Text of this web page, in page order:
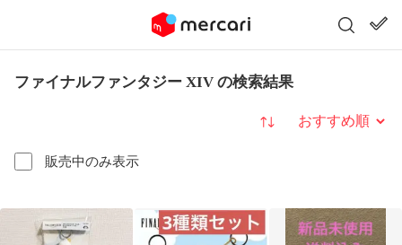
ファイナルファンタジー XIV の検索結果
販売中のみ表示
並び替え